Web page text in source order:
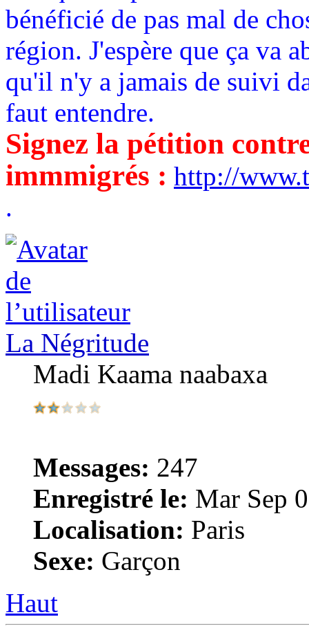
bénéficié de pas mal de
région. J'espère que ça va
qu'il n'y a jamais de suivi
faut entendre.
Signez la pétition
immmigrés : http://
.
La Négritude
Madi Kaama naabaxa
Messages: 247
Enregistré le: Mar Sep
Localisation: Paris
Sexe: Garçon
Haut